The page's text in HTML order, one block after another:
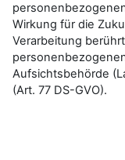
Wirkung für die
Verarbeitung
Aufsichtsbehörde
(Art. 77 DS-GVO).